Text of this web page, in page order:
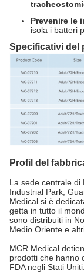
Prevenire le
isola i batteri
Specificativi del
Profil del
La sede centrale di
Industrial Park,
Medical si è
getta in tutto il
sono distribuiti in
Medio Oriente e
MCR Medical
prodotti che hanno
FDA negli Stati Uniti.